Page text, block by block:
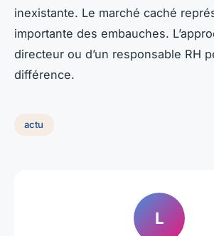
inexistante. Le marché caché
importante des embauches.
directeur ou d’un responsable RH
différence.
actu
L